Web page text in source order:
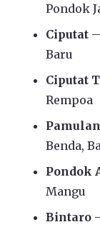
Pondok
Ciputat
Baru
Ciputat
Rempoa
Benda,
Pondok
Mangu
Bintaro